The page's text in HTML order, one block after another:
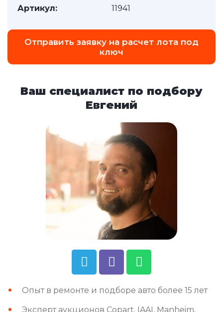
Артикул:
11941
Отправить заявку на расчет лота под
ключ
Ваш специалист по подбору
Евгений
Опыт в ремонте и подборе авто более 15 лет
Эксперт аукционов Copart, IAAI, Manheim,